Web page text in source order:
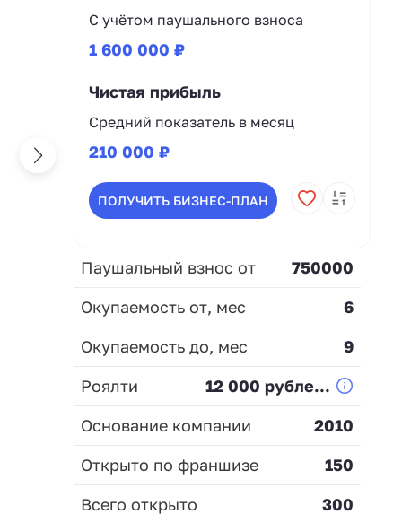
С учётом паушального взноса
1 600 000 ₽
Чистая прибыль
Средний показатель в месяц
210 000 ₽
ПОЛУЧИТЬ БИЗНЕС-ПЛАН
Паушальный взнос от
750000
Окупаемость от, мес
6
Окупаемость до, мес
9
Роялти
12 000 рубле...
Основание компании
2010
Открыто по франшизе
150
Всего открыто
300